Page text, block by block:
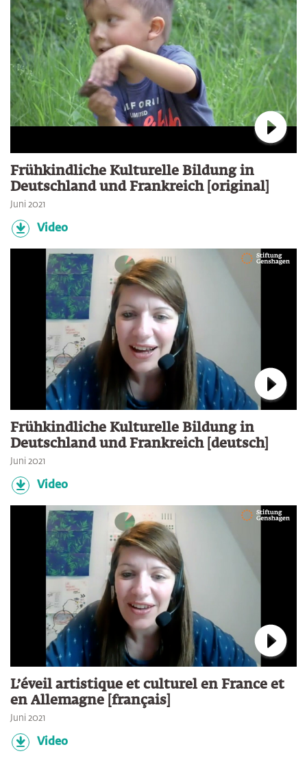
Frühkindliche Kulturelle Bildung in
Deutschland und Frankreich [original]
Juni 2021
Video
Frühkindliche Kulturelle Bildung in
Deutschland und Frankreich [deutsch]
Juni 2021
Video
L’éveil artistique et culturel en France et
en Allemagne [français]
Juni 2021
Video